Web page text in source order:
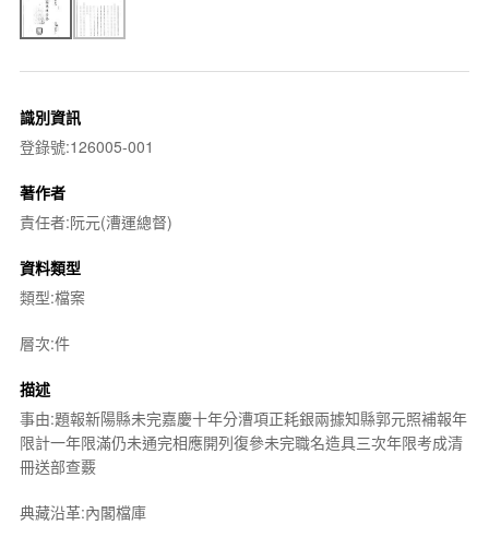
識別資訊
登錄號:126005-001
著作者
責任者:阮元(漕運總督)
資料類型
類型:檔案
層次:件
描述
事由:題報新陽縣未完嘉慶十年分漕項正耗銀兩據知縣郭元照補報年
限計一年限滿仍未通完相應開列復參未完職名造具三次年限考成清
冊送部查覈
典藏沿革:內閣檔庫